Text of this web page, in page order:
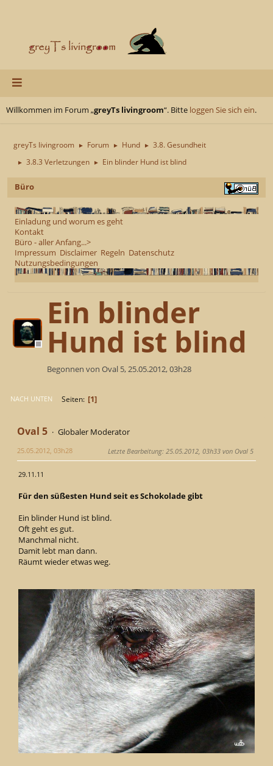
Willkommen im Forum „greyTs livingroom“. Bitte loggen Sie sich ein.
greyTs livingroom ► Forum ► Hund ► 3.8. Gesundheit
► 3.8.3 Verletzungen ► Ein blinder Hund ist blind
Büro
Einladung und worum es geht
Kontakt
Büro - aller Anfang...>
Impressum Disclaimer Regeln Datenschutz
Nutzungsbedingungen
Ein blinder
Hund ist blind
Begonnen von Oval 5, 25.05.2012, 03h28
NACH UNTEN Seiten 1
Oval 5 Globaler Moderator
25.05.2012, 03h28 Letzte Bearbeitung: 25.05.2012, 03h33 von Oval 5
29.11.11
Für den süßesten Hund seit es Schokolade gibt
Ein blinder Hund ist blind.
Oft geht es gut.
Manchmal nicht.
Damit lebt man dann.
Räumt wieder etwas weg.